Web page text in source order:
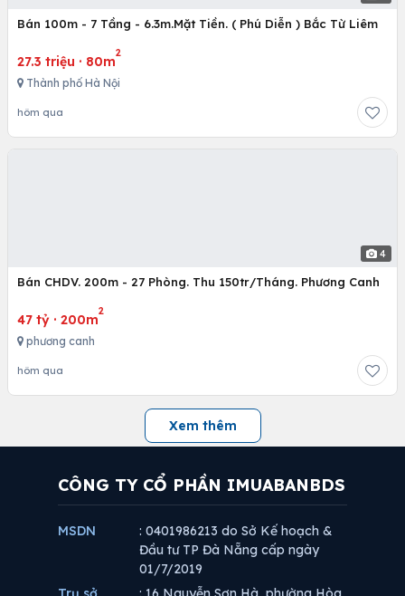
5
Bán 100m - 7 Tầng - 6.3m.Mặt Tiền. ( Phú Diễn ) Bắc Từ Liêm
Bán CHDV. 200m - 27 Phòng. Thu 150tr/Tháng. Phương Canh